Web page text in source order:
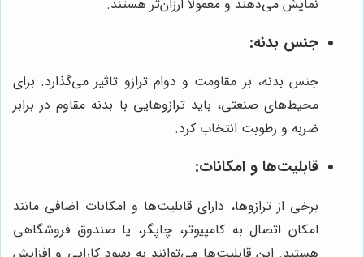
نمایش می‌دهند و معمولاً ارزان‌تر هستند.
جنس بدنه:
جنس بدنه، بر مقاومت و دوام ترازو تاثیر می‌گذارد. برای
محیط‌های صنعتی، باید ترازوهایی با بدنه مقاوم در برابر
ضربه و رطوبت انتخاب کرد.
قابلیت‌ها و امکانات:
برخی از ترازوها، دارای قابلیت‌ها و امکانات اضافی مانند
امکان اتصال به کامپیوتر، چاپگر، یا صندوق فروشگاهی